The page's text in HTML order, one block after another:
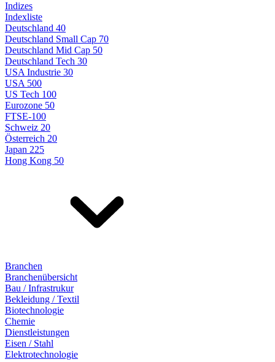
Indizes
Indexliste
Deutschland 40
Deutschland Small Cap 70
Deutschland Mid Cap 50
Deutschland Tech 30
USA Industrie 30
USA 500
US Tech 100
Eurozone 50
FTSE-100
Schweiz 20
Österreich 20
Japan 225
Hong Kong 50
Branchen
Branchenübersicht
Bau / Infrastrukur
Bekleidung / Textil
Biotechnologie
Chemie
Dienstleistungen
Eisen / Stahl
Elektrotechnologie